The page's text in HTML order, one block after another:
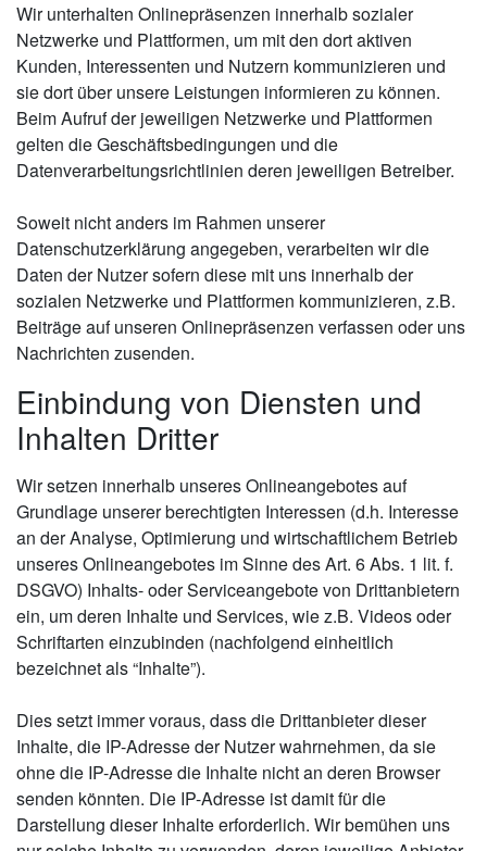
Wir unterhalten Onlinepräsenzen innerhalb sozialer
Netzwerke und Plattformen, um mit den dort aktiven
Kunden, Interessenten und Nutzern kommunizieren und
sie dort über unsere Leistungen informieren zu können.
Beim Aufruf der jeweiligen Netzwerke und Plattformen
gelten die Geschäftsbedingungen und die
Datenverarbeitungsrichtlinien deren jeweiligen Betreiber.
Soweit nicht anders im Rahmen unserer
Datenschutzerklärung angegeben, verarbeiten wir die
Daten der Nutzer sofern diese mit uns innerhalb der
sozialen Netzwerke und Plattformen kommunizieren, z.B.
Beiträge auf unseren Onlinepräsenzen verfassen oder uns
Nachrichten zusenden.
Einbindung von Diensten und
Inhalten Dritter
Wir setzen innerhalb unseres Onlineangebotes auf
Grundlage unserer berechtigten Interessen (d.h. Interesse
an der Analyse, Optimierung und wirtschaftlichem Betrieb
unseres Onlineangebotes im Sinne des Art. 6 Abs. 1 lit. f.
DSGVO) Inhalts- oder Serviceangebote von Drittanbietern
ein, um deren Inhalte und Services, wie z.B. Videos oder
Schriftarten einzubinden (nachfolgend einheitlich
bezeichnet als “Inhalte”).
Dies setzt immer voraus, dass die Drittanbieter dieser
Inhalte, die IP-Adresse der Nutzer wahrnehmen, da sie
ohne die IP-Adresse die Inhalte nicht an deren Browser
senden könnten. Die IP-Adresse ist damit für die
Darstellung dieser Inhalte erforderlich. Wir bemühen uns